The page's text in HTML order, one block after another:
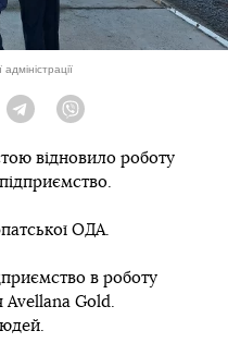
TelegramViber
відновило роботу
ОДА.
в роботу
Avellana Gold.